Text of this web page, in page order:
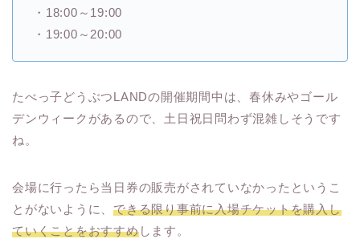
・18:00～19:00
・19:00～20:00
たべっ子どうぶつLANDの開催期間中は、春休みやゴール
デンウィークがあるので、土日祝日問わず混雑しそうです
ね。
会場に行ったら当日券の販売がされていなかったというこ
とがないように、できる限り事前に入場チケットを購入し
ていくことをおすすめします。